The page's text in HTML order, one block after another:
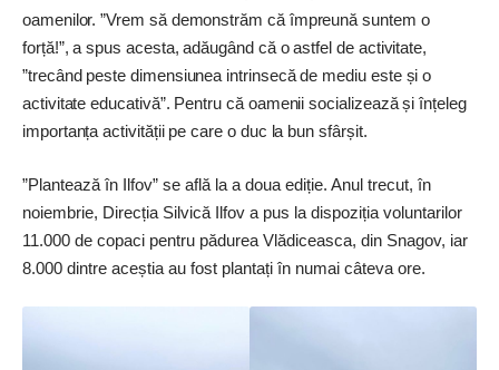
oamenilor. ”Vrem să demonstrăm că împreună suntem o
forță!”, a spus acesta, adăugând că o astfel de activitate,
”trecând peste dimensiunea intrinsecă de mediu este și o
activitate educativă”. Pentru că oamenii socializează și înțeleg
importanța activității pe care o duc la bun sfârșit.
”Plantează în Ilfov” se află la a doua ediție. Anul trecut, în
noiembrie, Direcția Silvică Ilfov a pus la dispoziția voluntarilor
11.000 de copaci pentru pădurea Vlădiceasca, din Snagov, iar
8.000 dintre aceștia au fost plantați în numai câteva ore.